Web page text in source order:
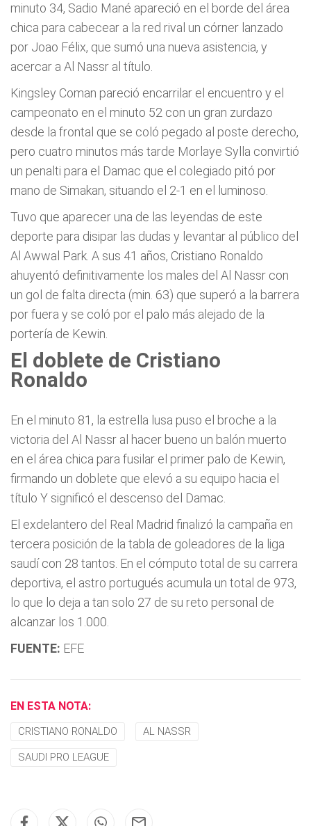
minuto 34, Sadio Mané apareció en el borde del área
chica para cabecear a la red rival un córner lanzado
por Joao Félix, que sumó una nueva asistencia, y
acercar a Al Nassr al título.
Kingsley Coman pareció encarrilar el encuentro y el
campeonato en el minuto 52 con un gran zurdazo
desde la frontal que se coló pegado al poste derecho,
pero cuatro minutos más tarde Morlaye Sylla convirtió
un penalti para el Damac que el colegiado pitó por
mano de Simakan, situando el 2-1 en el luminoso.
Tuvo que aparecer una de las leyendas de este
deporte para disipar las dudas y levantar al público del
Al Awwal Park. A sus 41 años, Cristiano Ronaldo
ahuyentó definitivamente los males del Al Nassr con
un gol de falta directa (min. 63) que superó a la barrera
por fuera y se coló por el palo más alejado de la
portería de Kewin.
El doblete de Cristiano
Ronaldo
En el minuto 81, la estrella lusa puso el broche a la
victoria del Al Nassr al hacer bueno un balón muerto
en el área chica para fusilar el primer palo de Kewin,
firmando un doblete que elevó a su equipo hacia el
título Y significó el descenso del Damac.
El exdelantero del Real Madrid finalizó la campaña en
tercera posición de la tabla de goleadores de la liga
saudí con 28 tantos. En el cómputo total de su carrera
deportiva, el astro portugués acumula un total de 973,
lo que lo deja a tan solo 27 de su reto personal de
alcanzar los 1.000.
FUENTE: EFE
EN ESTA NOTA:
CRISTIANO RONALDO AL NASSR
SAUDI PRO LEAGUE